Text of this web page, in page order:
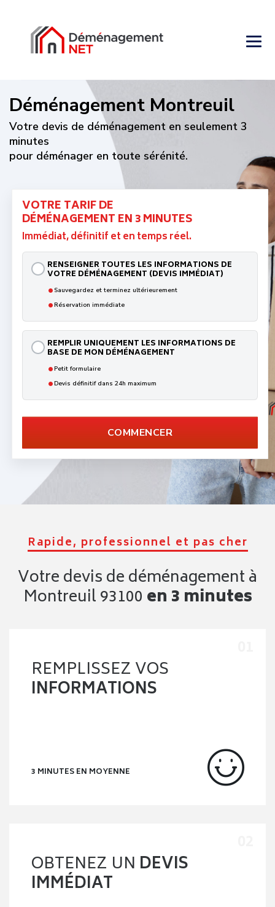
Déménagement Montreuil
Votre devis de déménagement en seulement 3
minutes
pour déménager en toute sérénité.
VOTRE TARIF DE
DÉMÉNAGEMENT EN 3 MINUTES
Immédiat, définitif et en temps réel.
RENSEIGNER TOUTES LES INFORMATIONS DE
VOTRE DÉMÉNAGEMENT (DEVIS IMMÉDIAT)
• Sauvegardez et terminez ultérieurement
•Réservation immédiate
REMPLIR UNIQUEMENT LES INFORMATIONS DE
BASE DE MON DÉMÉNAGEMENT
•Petit formulaire
•Devis définitif dans 24h maximum
COMMENCER
Rapide, professionnel et pas cher
Votre devis de déménagement à
Montreuil 93100 en 3 minutes
REMPLISSEZ VOS
INFORMATIONS
3 MINUTES EN MOYENNE
OBTENEZ UN DEVIS
IMMÉDIAT